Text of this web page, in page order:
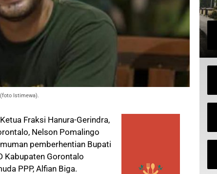
Istimewa).
Fraksi Hanura-Gerindra,
Nelson Pomalingo
pemberhentian Bupati
Kabupaten Gorontalo
PPP, Alfian Biga.